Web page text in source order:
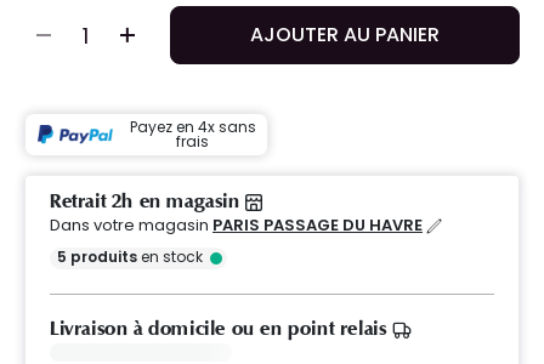
AJOUTER AU PANIER
Payez en 4x sans
frais
Retrait 2h en magasin
Dans votre magasin PARIS PASSAGE DU HAVRE
5 produitsen stock
Livraison à domicile ou en point relais